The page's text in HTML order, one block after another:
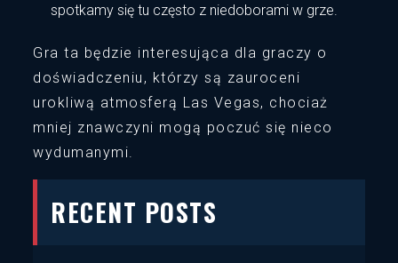
spotkamy się tu często z niedoborami w grze.
Gra ta będzie interesująca dla graczy o
doświadczeniu, którzy są zauroceni
urokliwą atmosferą Las Vegas, chociaż
mniej znawczyni mogą poczuć się nieco
wydumanymi.
RECENT POSTS